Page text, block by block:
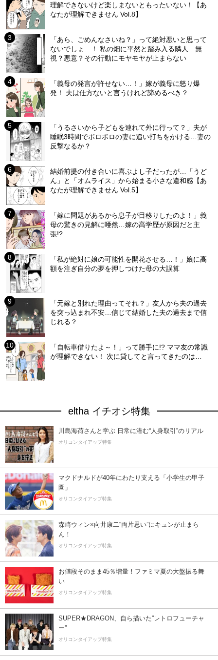
理解できないけど楽しまないともったいない！【あ
なたが理解できません Vol.8】
「あら、ごめんなさいね？」って絶対悪いと思って
ないでしょ…！ 私の畑に平然と踏み入る隣人…無
視？悪意？その行動にモヤモヤが止まらない
「義母の発言が許せない…！」嫁が義母に怒り爆
発！ 夫は仕方ないと言うけれど諦めるべき？
「うるさいから子どもを連れて外に行って？」夫が
睡眠3時間でボロボロの妻に追い打ちをかける…妻の
反撃なるか？
結婚前提の付き合いに喜ぶよし子だったが…「うど
ん」と「オムライス」から始まる小さな違和感【あ
なたが理解できません Vol.5】
「嫁に問題があるから息子が目移りしたのよ！」義
母の驚きの見解に唖然…嫁の高学歴が原因だと主
張!?
「私が絶対に娘の可能性を開花させる…！」娘に高
額を注ぎ自分の夢を押しつけた母の大誤算
「元嫁と別れた理由ってそれ？」友人から夫の過去
を突っ込まれ不安…信じて結婚した夫の過去まで信
じれる？
「自転車借りたよ～！」って勝手に!? ママ友の常識
が理解できない！ 次に貸してと言ってきたのは…
eltha イチオシ特集
川島海荷さんと学ぶ 日常に潜む“人身取引”のリアル
オリコンタイアップ特集
マクドナルドが40年にわたり支える「小学生の甲子
園」
オリコンタイアップ特集
森崎ウィン×向井康二“両片思い”にキュンが止まら
ん！
オリコンタイアップ特集
お値段そのまま45％増量！ファミマ夏の大盤振る舞
い
オリコンタイアップ特集
SUPER★DRAGON、自ら描いた”レトロフューチャ
ー”
オリコンタイアップ特集